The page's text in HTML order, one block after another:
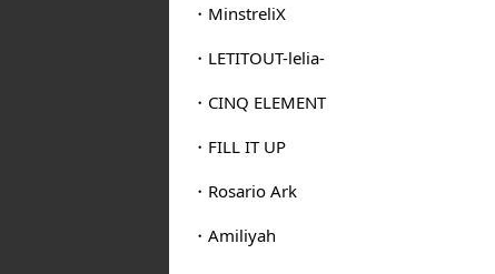
・MinstreliX
・LETITOUT-lelia-
・CINQ ELEMENT
・FILL IT UP
・Rosario Ark
・Amiliyah